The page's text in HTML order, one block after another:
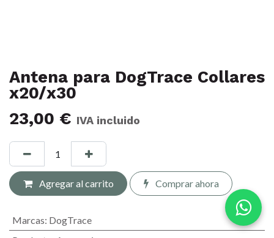
Antena para DogTrace Collares
x20/x30
23,00 € IVA incluido
Agregar al carrito Comprar ahora
Marcas: DogTrace